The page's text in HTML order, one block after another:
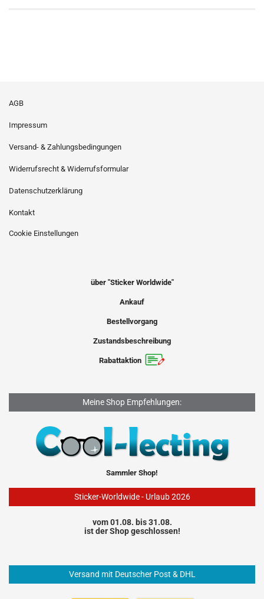
AGB
Impressum
Versand- & Zahlungsbedingungen
Widerrufsrecht & Widerrufsformular
Datenschutzerklärung
Kontakt
Cookie Einstellungen
über "Sticker Worldwide"
Ankauf
Bestellvorgang
Zustandsbeschreibung
Rabattaktion
Meine Shop Empfehlungen:
Sammler Shop!
Sticker-Worldwide - Urlaub 2026
vom 01.08. bis 31.08.
ist der Shop geschlossen!
Versand mit Deutscher Post & DHL